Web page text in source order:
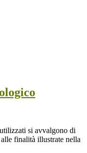
si avvalgono di
finalità illustrate nella